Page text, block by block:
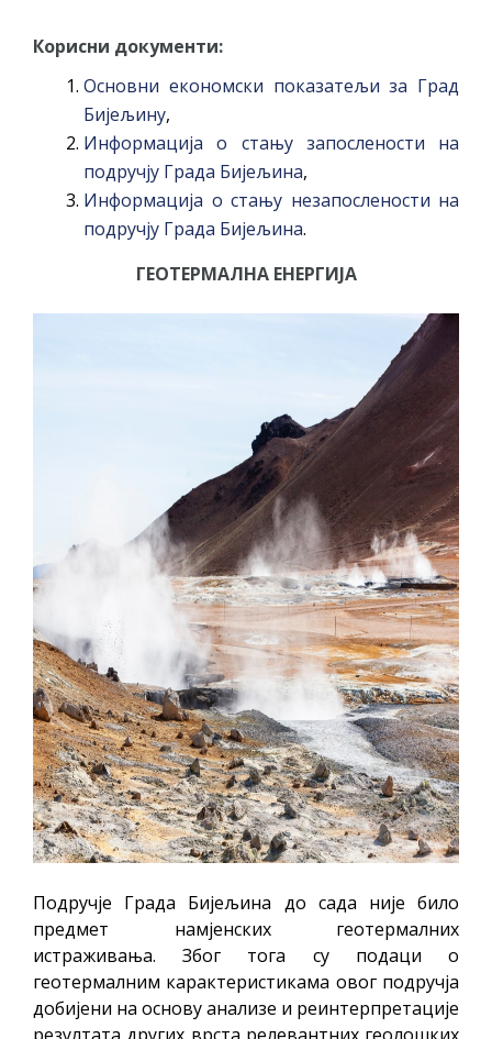
Корисни документи:
Основни економски показатељи за Град
Бијељину,
Информација о стању запослености на
подручју Града Бијељина,
Информација о стању незапослености на
подручју Града Бијељина.
ГЕОТЕРМАЛНА ЕНЕРГИЈА
Подручје Града Бијељина до сада није било
предмет намјенских геотермалних
истраживања. Због тога су подаци о
геотермалним карактеристикама овог подручја
добијени на основу анализе и реинтерпретације